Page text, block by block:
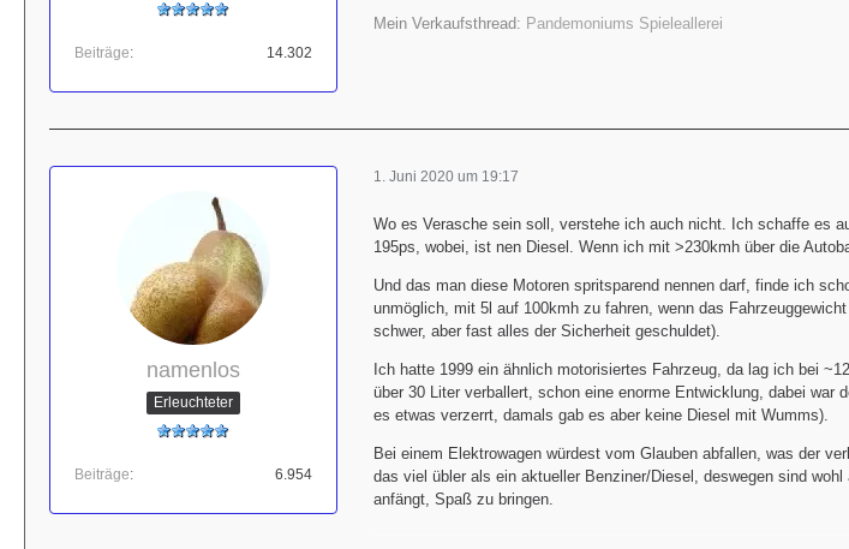
Beiträge 14.302
Mein Verkaufsthread: Pandemoniums Spieleallerei
namenlos
Erleuchteter
Beiträge 6.954
1. Juni 2020 um 19:17
Wo es Verasche sein soll, verstehe ich auch nicht. Ich schaffe es
195ps, wobei, ist nen Diesel. Wenn ich mit >230kmh über die
Und das man diese Motoren spritsparend nennen darf, finde ich
unmöglich, mit 5l auf 100kmh zu fahren, wenn das
schwer, aber fast alles der Sicherheit geschuldet).
Ich hatte 1999 ein ähnlich motorisiertes Fahrzeug, da lag ich bei
über 30 Liter verballert, schon eine enorme Entwicklung, dabei war
es etwas verzerrt, damals gab es aber keine Diesel mit Wumms).
Bei einem Elektrowagen würdest vom Glauben abfallen, was der
das viel übler als ein aktueller Benziner/Diesel, deswegen sind
anfängt, Spaß zu bringen.